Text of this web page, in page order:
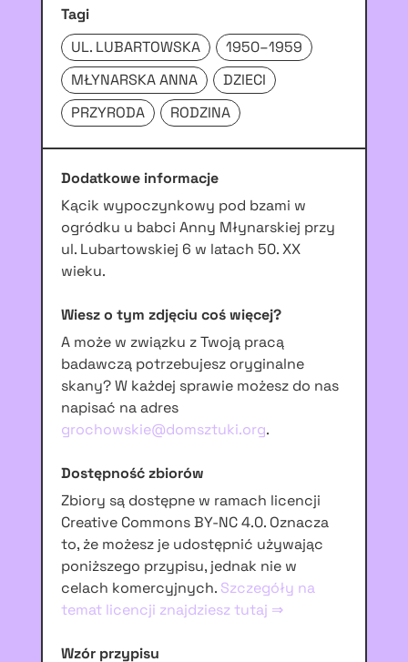
Tagi
UL. LUBARTOWSKA
1950–1959
MŁYNARSKA ANNA
DZIECI
PRZYRODA
RODZINA
Dodatkowe informacje
Kącik wypoczynkowy pod bzami w
ogródku u babci Anny Młynarskiej przy
ul. Lubartowskiej 6 w latach 50. XX
wieku.
Wiesz o tym zdjęciu coś więcej?
A może w związku z Twoją pracą
badawczą potrzebujesz oryginalne
skany? W każdej sprawie możesz do nas
napisać na adres
grochowskie@domsztuki.org.
Dostępność zbiorów
Zbiory są dostępne w ramach licencji
Creative Commons BY-NC 4.0. Oznacza
to, że możesz je udostępnić używając
poniższego przypisu, jednak nie w
celach komercyjnych. Szczegóły na
temat licencji znajdziesz tutaj ⇒
Wzór przypisu